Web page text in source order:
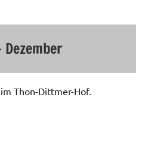
im Thon-Dittmer-Hof.